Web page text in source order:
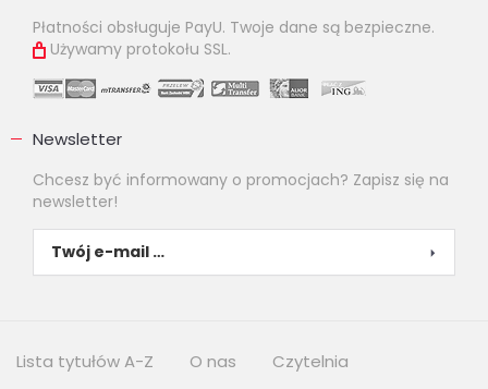
Płatności obsługuje PayU. Twoje dane są bezpieczne.
Używamy protokołu SSL.
Newsletter
Chcesz być informowany o promocjach? Zapisz się na
newsletter!
Lista tytułów A-Z O nas Czytelnia